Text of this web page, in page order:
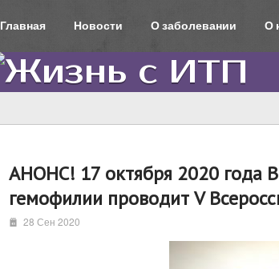
Главная Новости О заболевании О
АНОНС! 17 октября 2020 года
гемофилии проводит V
i 28 Сен 2020